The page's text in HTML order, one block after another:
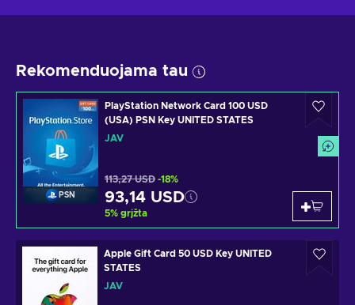
Rekomenduojama tau
PSN
PlayStation Network Card 100 USD
(USA) PSN Key UNITED STATES
JAV
113,27 USD -18%
93,14 USD
5% grįžta
Apple Gift Card 50 USD Key UNITED
STATES
JAV